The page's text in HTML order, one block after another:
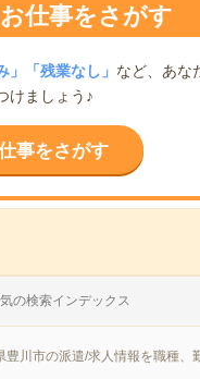
仕事をさがす
」「残業なし」 など、あな
けましょう♪
事をさがす
の検索インデックス
川市の派遣/求人情報を職種、